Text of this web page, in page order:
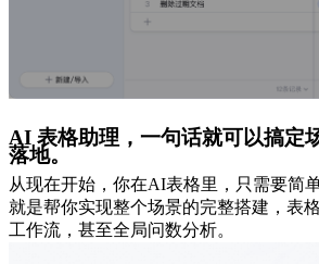
AI 表格助理， 一句话就可以搞定
落地。
从现在开始，你在AI表格里，只需要简
就是帮你实现整个场景的完整搭建，表
工作流，甚至全局问数分析。